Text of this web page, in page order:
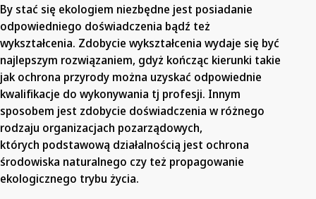
By stać się ekologiem niezbędne jest posiadanie
odpowiedniego doświadczenia bądź też
wykształcenia. Zdobycie wykształcenia wydaje się być
najlepszym rozwiązaniem, gdyż kończąc kierunki takie
jak ochrona przyrody można uzyskać odpowiednie
kwalifikacje do wykonywania tj profesji. Innym
sposobem jest zdobycie doświadczenia w różnego
rodzaju organizacjach pozarządowych,
których podstawową działalnością jest ochrona
środowiska naturalnego czy też propagowanie
ekologicznego trybu życia.